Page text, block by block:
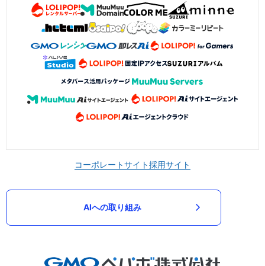
コーポレートサイト採用サイト
AIへの取り組み